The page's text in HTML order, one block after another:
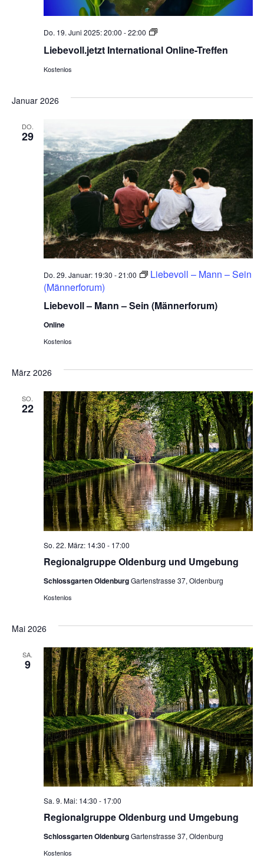
Liebevoll.jetzt International Online-Treffen
Do. 19. Juni 2025: 20:00 -22:00
Liebevoll.jetzt
International
Online-
Kostenlos
Januar 2026
DO.
29
Liebevoll – Mann – Sein (Männerforum)
Do. 29. Januar: 19:30 -21:00
Liebevoll – Mann – Sein
(Männerforum)
Online
Kostenlos
März 2026
SO.
22
Regionalgruppe Oldenburg und Umgebung
So. 22. März: 14:30 - 17:00
Schlossgarten OldenburgGartenstrasse 37, Oldenburg
Kostenlos
Mai 2026
SA.
9
Regionalgruppe Oldenburg und Umgebung
Sa. 9. Mai: 14:30 - 17:00
Schlossgarten OldenburgGartenstrasse 37, Oldenburg
Kostenlos